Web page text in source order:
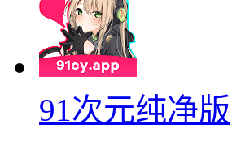
91次元纯净版